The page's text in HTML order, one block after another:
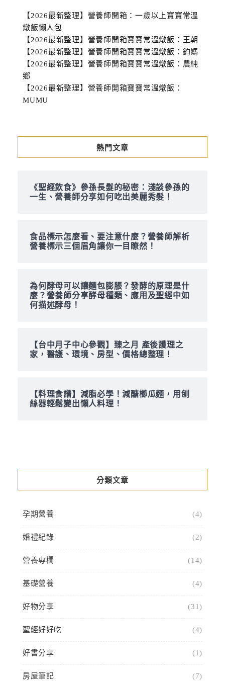
【2026最新整理】營養師開箱：一歲以上寶寶常溫
燉飯懶人包
【2026最新整理】營養師開箱寶寶常溫燉飯：王朝
【2026最新整理】營養師開箱寶寶常溫燉飯：鈞媽
【2026最新整理】營養師開箱寶寶常溫燉飯：農純
鄉
【2026最新整理】營養師開箱寶寶常溫燉飯：
MUMU
熱門文章
《聖經飲食》參孫長髮的秘密：淺談參孫的
一生、營養師分享如何吃出美麗秀髮！
食品標示怎麼看、要注意什麼？營養師解析
營養標示三個眉角讓你一目瞭然！
為何酵母可以讓麵包膨脹？發酵的原理是什
麼？營養師分享酵母種類、應用及聖經中如
何描述酵母！
【台中月子中心參觀】臻之月 產後護理之
家，醫護、環境、房型、價格總整理！
【料理食譜】減脂必學！減醣櫛瓜麵，用刨
絲器輕鬆變出懶人料理！
分類文章
孕期營養 (4)
婚禮紀錄 (2)
營養專欄 (14)
基礎營養 (4)
好物分享 (31)
聖經好好吃 (4)
好書分享 (1)
房屋筆記 (7)